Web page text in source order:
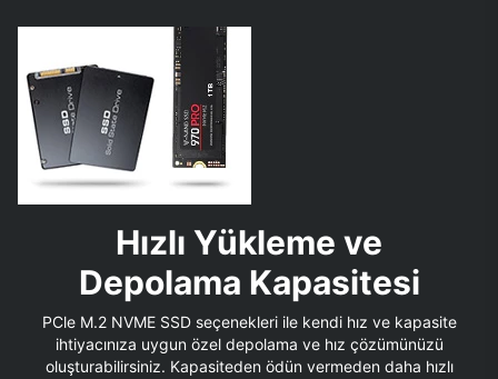
Hızlı Yükleme ve
Depolama Kapasitesi
PCle M.2 NVME SSD seçenekleri ile kendi hız ve kapasite
ihtiyacınıza uygun özel depolama ve hız çözümünüzü
oluşturabilirsiniz. Kapasiteden ödün vermeden daha hızlı